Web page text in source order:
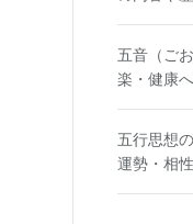
五音（ご
楽・健康
五行思想
運勢・相